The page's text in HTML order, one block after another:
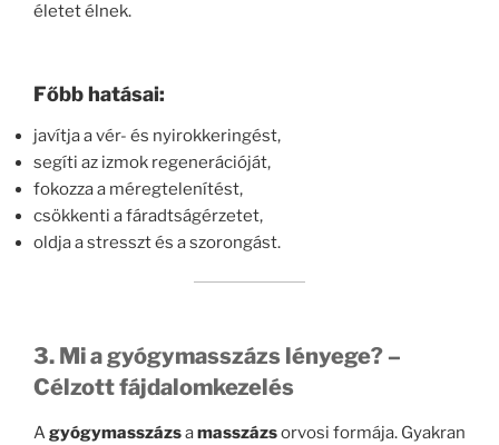
életet élnek.
Főbb hatásai:
javítja a vér- és nyirokkeringést,
segíti az izmok regenerációját,
fokozza a méregtelenítést,
csökkenti a fáradtságérzetet,
oldja a stresszt és a szorongást.
3. Mi a gyógymasszázs lényege? –
Célzott fájdalomkezelés
Agyógymasszázsamasszázsorvosi formája. Gyakran